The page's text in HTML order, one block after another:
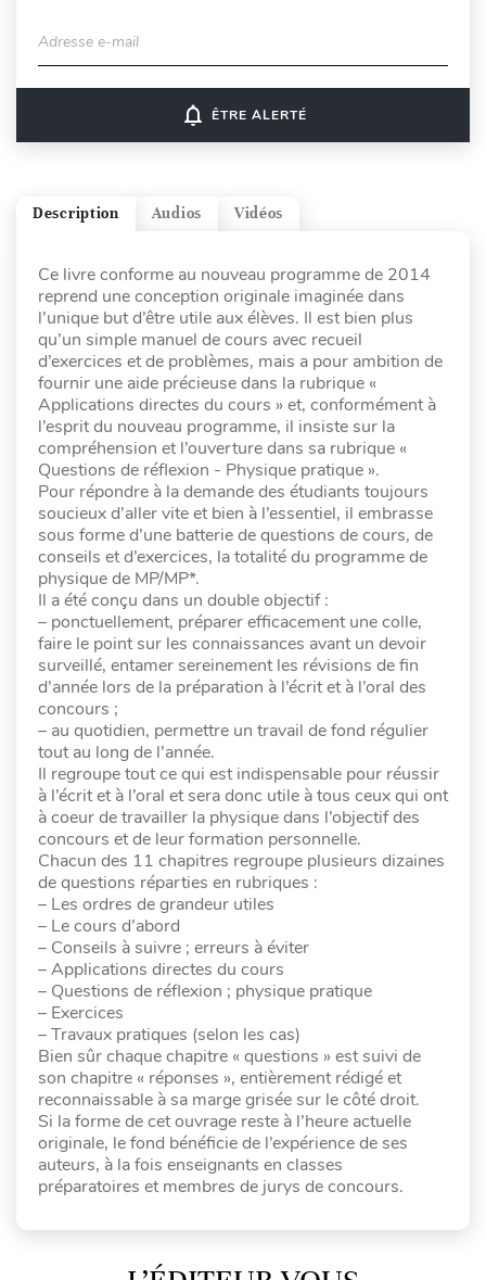
Adresse e-mail
notifications_none ÊTRE ALERTÉ
Vidéos
Audios
Description
Ce livre conforme au nouveau programme de 2014
reprend une conception originale imaginée dans
l’unique but d’être utile aux élèves. Il est bien plus
qu’un simple manuel de cours avec recueil
d’exercices et de problèmes, mais a pour ambition de
fournir une aide précieuse dans la rubrique «
Applications directes du cours » et, conformément à
l’esprit du nouveau programme, il insiste sur la
compréhension et l’ouverture dans sa rubrique «
Questions de réflexion - Physique pratique ».
Pour répondre à la demande des étudiants toujours
soucieux d’aller vite et bien à l’essentiel, il embrasse
sous forme d’une batterie de questions de cours, de
conseils et d’exercices, la totalité du programme de
physique de MP/MP*.
Il a été conçu dans un double objectif :
– ponctuellement, préparer efficacement une colle,
faire le point sur les connaissances avant un devoir
surveillé, entamer sereinement les révisions de fin
d’année lors de la préparation à l’écrit et à l’oral des
concours ;
– au quotidien, permettre un travail de fond régulier
tout au long de l’année.
Il regroupe tout ce qui est indispensable pour réussir
à l’écrit et à l’oral et sera donc utile à tous ceux qui ont
à coeur de travailler la physique dans l’objectif des
concours et de leur formation personnelle.
Chacun des 11 chapitres regroupe plusieurs dizaines
de questions réparties en rubriques :
– Les ordres de grandeur utiles
– Le cours d’abord
– Conseils à suivre ; erreurs à éviter
– Applications directes du cours
– Questions de réflexion ; physique pratique
– Exercices
– Travaux pratiques (selon les cas)
Bien sûr chaque chapitre « questions » est suivi de
son chapitre « réponses », entièrement rédigé et
reconnaissable à sa marge grisée sur le côté droit.
Si la forme de cet ouvrage reste à l’heure actuelle
originale, le fond bénéficie de l’expérience de ses
auteurs, à la fois enseignants en classes
préparatoires et membres de jurys de concours.